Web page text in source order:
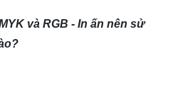
và RGB - In ấn nên sử